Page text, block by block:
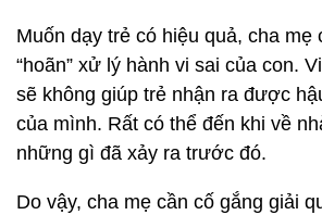
Muốn dạy trẻ có hiệu quả, cha mẹ
“hoãn” xử lý hành vi sai của con.
sẽ không giúp trẻ nhận ra được
của mình. Rất có thể đến khi về
những gì đã xảy ra trước đó.
Do vậy, cha mẹ cần cố gắng giải